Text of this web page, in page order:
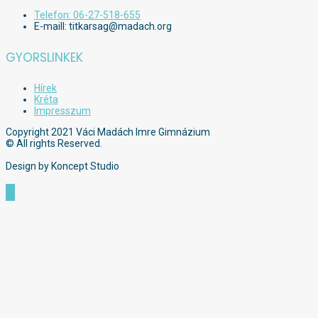
Telefon: 06-27-518-655
E-maill: titkarsag@madach.org
GYORSLINKEK
Hírek
Kréta
Impresszum
Copyright 2021 Váci Madách Imre Gimnázium
© All rights Reserved.
Design by Koncept Studio
Scroll
to